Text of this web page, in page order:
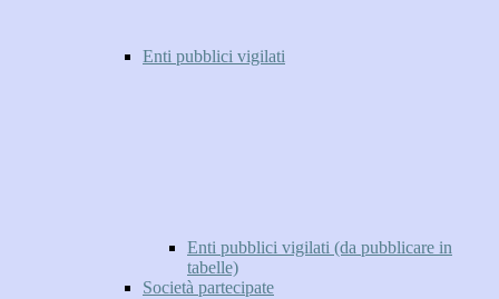
Enti pubblici vigilati
Enti pubblici vigilati (da pubblicare in
tabelle)
Società partecipate